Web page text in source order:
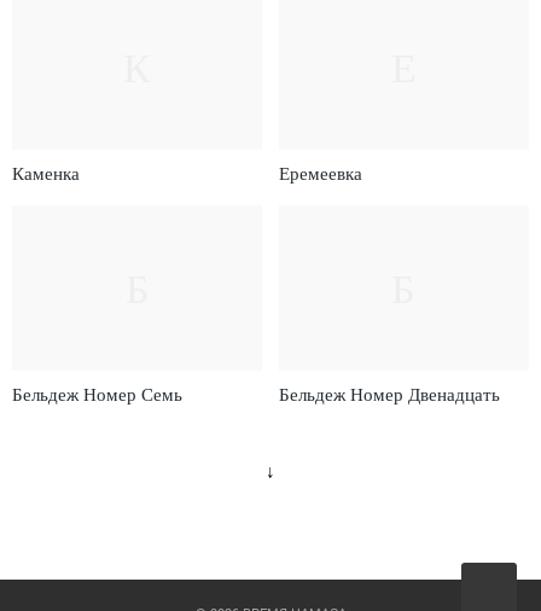
Каменка Еремеевка
Бельдеж Номер Семь Бельдеж Номер Двенадцать
↓